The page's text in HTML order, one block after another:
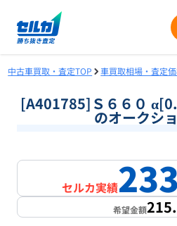
中古車買取・査定TOP 車買取相場・査定
[A401785]Ｓ６６０
のオークシ
セルカ実績
希望金額